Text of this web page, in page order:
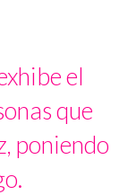
el
que
poniendo